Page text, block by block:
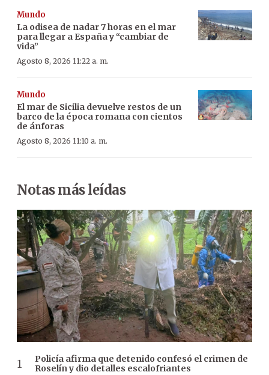
Mundo
La odisea de nadar 7 horas en el mar
para llegar a España y “cambiar de
vida”
Agosto 8, 2026 11:22 a. m.
Mundo
El mar de Sicilia devuelve restos de un
barco de la época romana con cientos
de ánforas
Agosto 8, 2026 11:10 a. m.
Notas más leídas
Policía afirma que detenido confesó el crimen de
Roselín y dio detalles escalofriantes